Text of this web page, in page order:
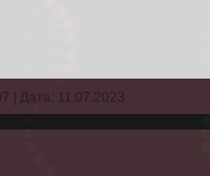
| Дата: 11.07.2023